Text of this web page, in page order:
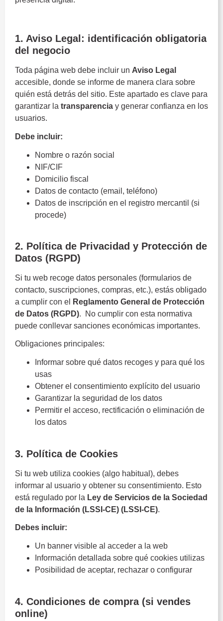
1. Aviso Legal: identificación obligatoria
del negocio
Toda página web debe incluir un Aviso Legal
accesible, donde se informe de manera clara sobre
quién está detrás del sitio. Este apartado es clave para
garantizar la transparencia y generar confianza en los
usuarios.
Debe incluir:
Nombre o razón social
NIF/CIF
Domicilio fiscal
Datos de contacto (email, teléfono)
Datos de inscripción en el registro mercantil (si
procede)
2. Política de Privacidad y Protección de
Datos (RGPD)
Si tu web recoge datos personales (formularios de
contacto, suscripciones, compras, etc.), estás obligado
a cumplir con el
Reglamento General de Protección
de Datos (RGPD). No cumplir con esta normativa
puede conllevar sanciones económicas importantes.
Obligaciones principales:
Informar sobre qué datos recoges y para qué los
usas
Obtener el consentimiento explícito del usuario
Garantizar la seguridad de los datos
Permitir el acceso, rectificación o eliminación de
los datos
3. Política de Cookies
Si tu web utiliza cookies (algo habitual), debes
informar al usuario y obtener su consentimiento. Esto
está regulado por la Ley de Servicios de la Sociedad
de la Información (LSSI-CE) (LSSI-CE).
Debes incluir:
Un banner visible al acceder a la web
Información detallada sobre qué cookies utilizas
Posibilidad de aceptar, rechazar o configurar
4. Condiciones de compra (si vendes
online)